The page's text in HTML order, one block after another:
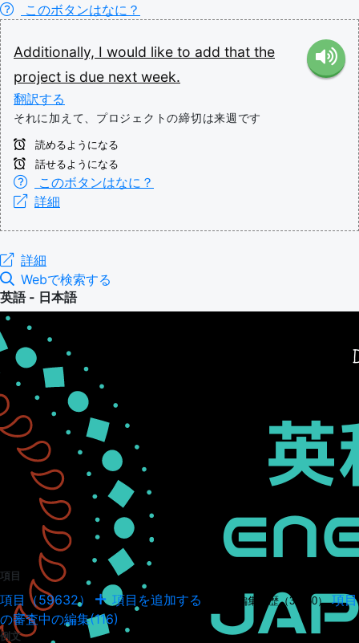
このボタンはなに？
Additionally, I would like to add that the
project is due next week.
翻訳する
それに加えて、プロジェクトの締切は来週です
読めるようになる
話せるようになる
このボタンはなに？
詳細
詳細
Webで検索する
英語 - 日本語
項目
項目（59632） 項目を追加する 項目の編集履歴（34950） 項目
の審査中の編集(116)
例文